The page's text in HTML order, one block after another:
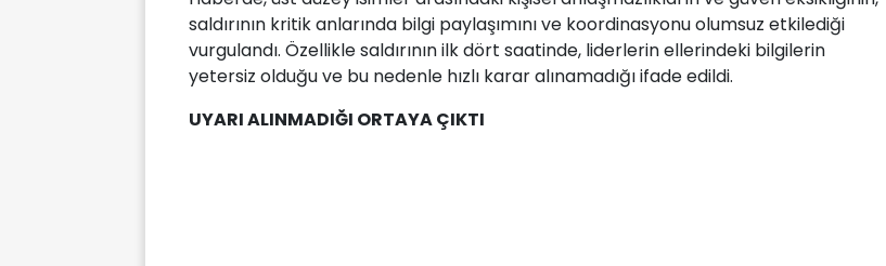
saldırının kritik anlarında bilgi paylaşımını ve koordinasyonu olumsuz etkilediği
vurgulandı. Özellikle saldırının ilk dört saatinde, liderlerin ellerindeki bilgilerin
yetersiz olduğu ve bu nedenle hızlı karar alınamadığı ifade edildi.
UYARI ALINMADIĞI ORTAYA ÇIKTI